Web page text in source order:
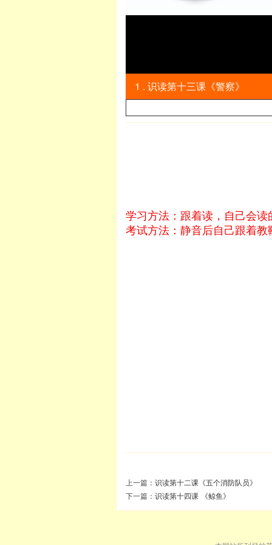
1 . 识读第十三课《警察》
学习方法：跟着读，自己会
考试方法：静音后自己跟着
上一篇： 识读第十二课《五个消防队员》
下一篇： 识读第十四课 《鲸鱼》